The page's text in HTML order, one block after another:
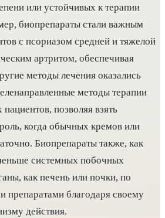
или устойчивых к терапии
биопрепараты стали важным
с псориазом средней и тяжелой
артритом, обеспечивая
методы лечения оказались
методы терапии
позволяя взять
когда обычных кремов или
Биопрепараты также, как
системных побочных
как печень или почки, по
препаратами благодаря своему
действия.